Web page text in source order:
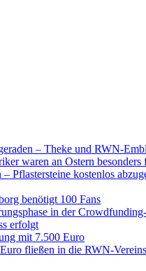
– Theke und RWN-
waren an Ostern besonders
Pflastersteine kostenlos
benötigt 100 Fans
in der
erfolgt
mit 7.500 Euro
fließen in die RWN-